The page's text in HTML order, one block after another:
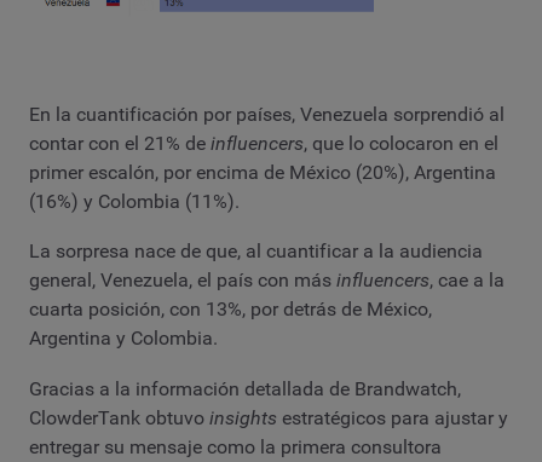
En la cuantificación por países, Venezuela sorprendió al
contar con el 21% de influencers, que lo colocaron en el
primer escalón, por encima de México (20%), Argentina
(16%) y Colombia (11%).
La sorpresa nace de que, al cuantificar a la audiencia
general, Venezuela, el país con más influencers, cae a la
cuarta posición, con 13%, por detrás de México,
Argentina y Colombia.
Gracias a la información detallada de Brandwatch,
ClowderTank obtuvo insights estratégicos para ajustar y
entregar su mensaje como la primera consultora